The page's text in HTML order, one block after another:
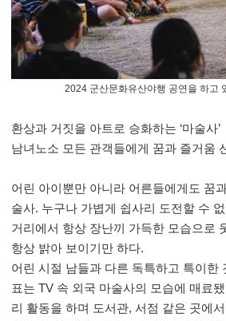
2024 군산문화유산야행 공연을 하고
환상과 거짓을 아트로 승화하는 ‘마술사’
남녀노소 모든 관객들에게 꿈과 즐거움
어린 아이뿐만 아니라 어른들에게도 꿈
술사. 누구나 가볍게 쉽사리 도전할 수
거리에서 항상 장난끼 가득한 모습으로
항상 밝아 보이기만 하다.
어린 시절 남들과 다른 독특하고 특이한
표는 TV 속 외국 마술사의 모습에 매료
리 활동을 하며 도서관, 서점 같은 곳에